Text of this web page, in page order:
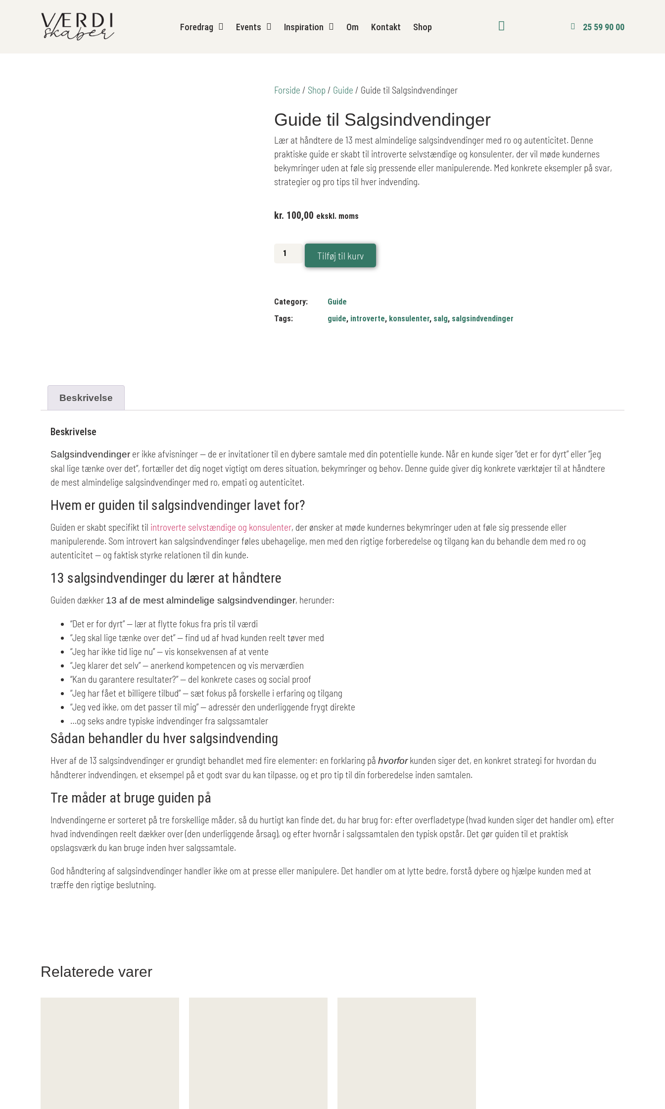
Foredrag Events Inspiration Om Kontakt Shop 25 59 90 00
Forside / Shop / Guide / Guide til Salgsindvendinger
Guide til Salgsindvendinger
Lær at håndtere de 13 mest almindelige salgsindvendinger med ro og autenticitet. Denne
praktiske guide er skabt til introverte selvstændige og konsulenter, der vil møde kundernes
bekymringer uden at føle sig pressende eller manipulerende. Med konkrete eksempler på svar,
strategier og pro tips til hver indvending.
kr. 100,00 ekskl. moms
Tilføj til kurv
Category:
Guide
Tags:
guide, introverte, konsulenter, salg, salgsindvendinger
Beskrivelse
Beskrivelse
Salgsindvendinger er ikke afvisninger — de er invitationer til en dybere samtale med din potentielle kunde. Når en kunde siger “det er for dyrt” eller “jeg
skal lige tænke over det”, fortæller det dig noget vigtigt om deres situation, bekymringer og behov. Denne guide giver dig konkrete værktøjer til at håndtere
de mest almindelige salgsindvendinger med ro, empati og autenticitet.
Hvem er guiden til salgsindvendinger lavet for?
Guiden er skabt specifikt til introverte selvstændige og konsulenter, der ønsker at møde kundernes bekymringer uden at føle sig pressende eller
manipulerende. Som introvert kan salgsindvendinger føles ubehagelige, men med den rigtige forberedelse og tilgang kan du behandle dem med ro og
autenticitet — og faktisk styrke relationen til din kunde.
13 salgsindvendinger du lærer at håndtere
Guiden dækker 13 af de mest almindelige salgsindvendinger, herunder:
“Det er for dyrt” — lær at flytte fokus fra pris til værdi
“Jeg skal lige tænke over det” — find ud af hvad kunden reelt tøver med
“Jeg har ikke tid lige nu” — vis konsekvensen af at vente
“Jeg klarer det selv” — anerkend kompetencen og vis merværdien
“Kan du garantere resultater?” — del konkrete cases og social proof
“Jeg har fået et billigere tilbud” — sæt fokus på forskelle i erfaring og tilgang
“Jeg ved ikke, om det passer til mig” — adressér den underliggende frygt direkte
…og seks andre typiske indvendinger fra salgssamtaler
Sådan behandler du hver salgsindvending
Hver af de 13 salgsindvendinger er grundigt behandlet med fire elementer: en forklaring på hvorforkunden siger det, en konkret strategi for hvordan du
håndterer indvendingen, et eksempel på et godt svar du kan tilpasse, og et pro tip til din forberedelse inden samtalen.
Tre måder at bruge guiden på
Indvendingerne er sorteret på tre forskellige måder, så du hurtigt kan finde det, du har brug for: efter overfladetype (hvad kunden siger det handler om), efter
hvad indvendingen reelt dækker over (den underliggende årsag), og efter hvornår i salgssamtalen den typisk opstår. Det gør guiden til et praktisk
opslagsværk du kan bruge inden hver salgssamtale.
God håndtering af salgsindvendinger handler ikke om at presse eller manipulere. Det handler om at lytte bedre, forstå dybere og hjælpe kunden med at
træffe den rigtige beslutning.
Relaterede varer